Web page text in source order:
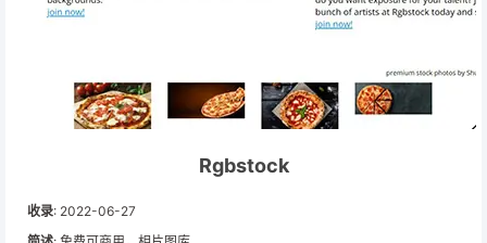
Rgbstock
收录: 2022-06-27